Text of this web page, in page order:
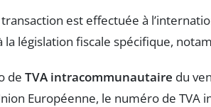
est effectuée à
la législation fiscale spécifique,
de TVA intracommunautaire du
Européenne, le numéro de TVA